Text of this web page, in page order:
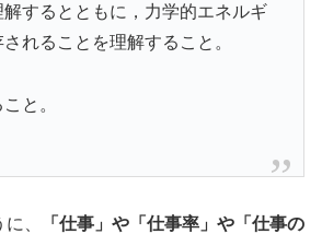
解するとともに，力学的エネルギ
れることを理解すること。
と。
、
「仕事」や「仕事率」や「仕事の